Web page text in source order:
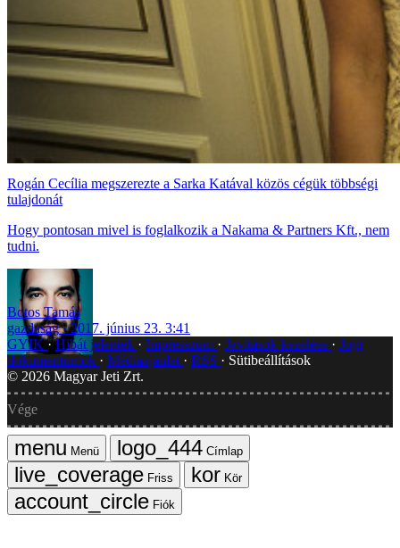
Rogán Cecília megszerezte a Sarka Katával közös cégük többségi
tulajdonát
Hogy pontosan mivel is foglalkozik a Nakama & Partners Kft., nem
tudni.
Botos Tamás
gazdaság
2017. június 23. 3:41
GYIK Hibát jelentek Impresszum Javítások kezelése
Jogi
dokumentumok
Médiaajánlat RSS
Sütibeállítások
© 2026 Magyar Jeti Zrt.
Vége
Menü
Címlap
Friss
Kör
Fiók